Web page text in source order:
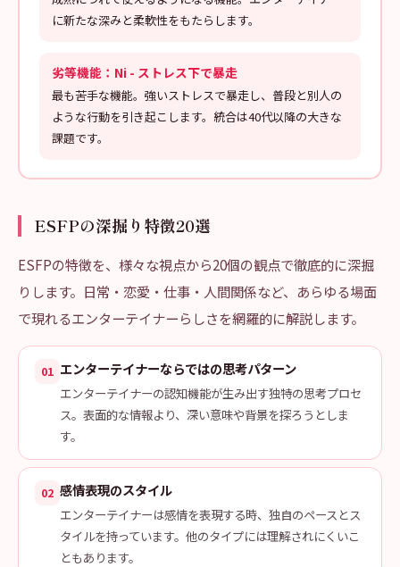
に新たな深みと柔軟性をもたらします。
劣等機能：Ni - ストレス下で暴走
最も苦手な機能。強いストレスで暴走し、普段と別人の
ような行動を引き起こします。統合は40代以降の大きな
課題です。
ESFPの深掘り特徴20選
ESFPの特徴を、様々な視点から20個の観点で徹底的に深掘
りします。日常・恋愛・仕事・人間関係など、あらゆる場面
で現れるエンターテイナーらしさを網羅的に解説します。
01 エンターテイナーならではの思考パターン
エンターテイナーの認知機能が生み出す独特の思考プロセ
ス。表面的な情報より、深い意味や背景を探ろうとしま
す。
02 感情表現のスタイル
エンターテイナーは感情を表現する時、独自のペースとス
タイルを持っています。他のタイプには理解されにくいこ
ともあります。